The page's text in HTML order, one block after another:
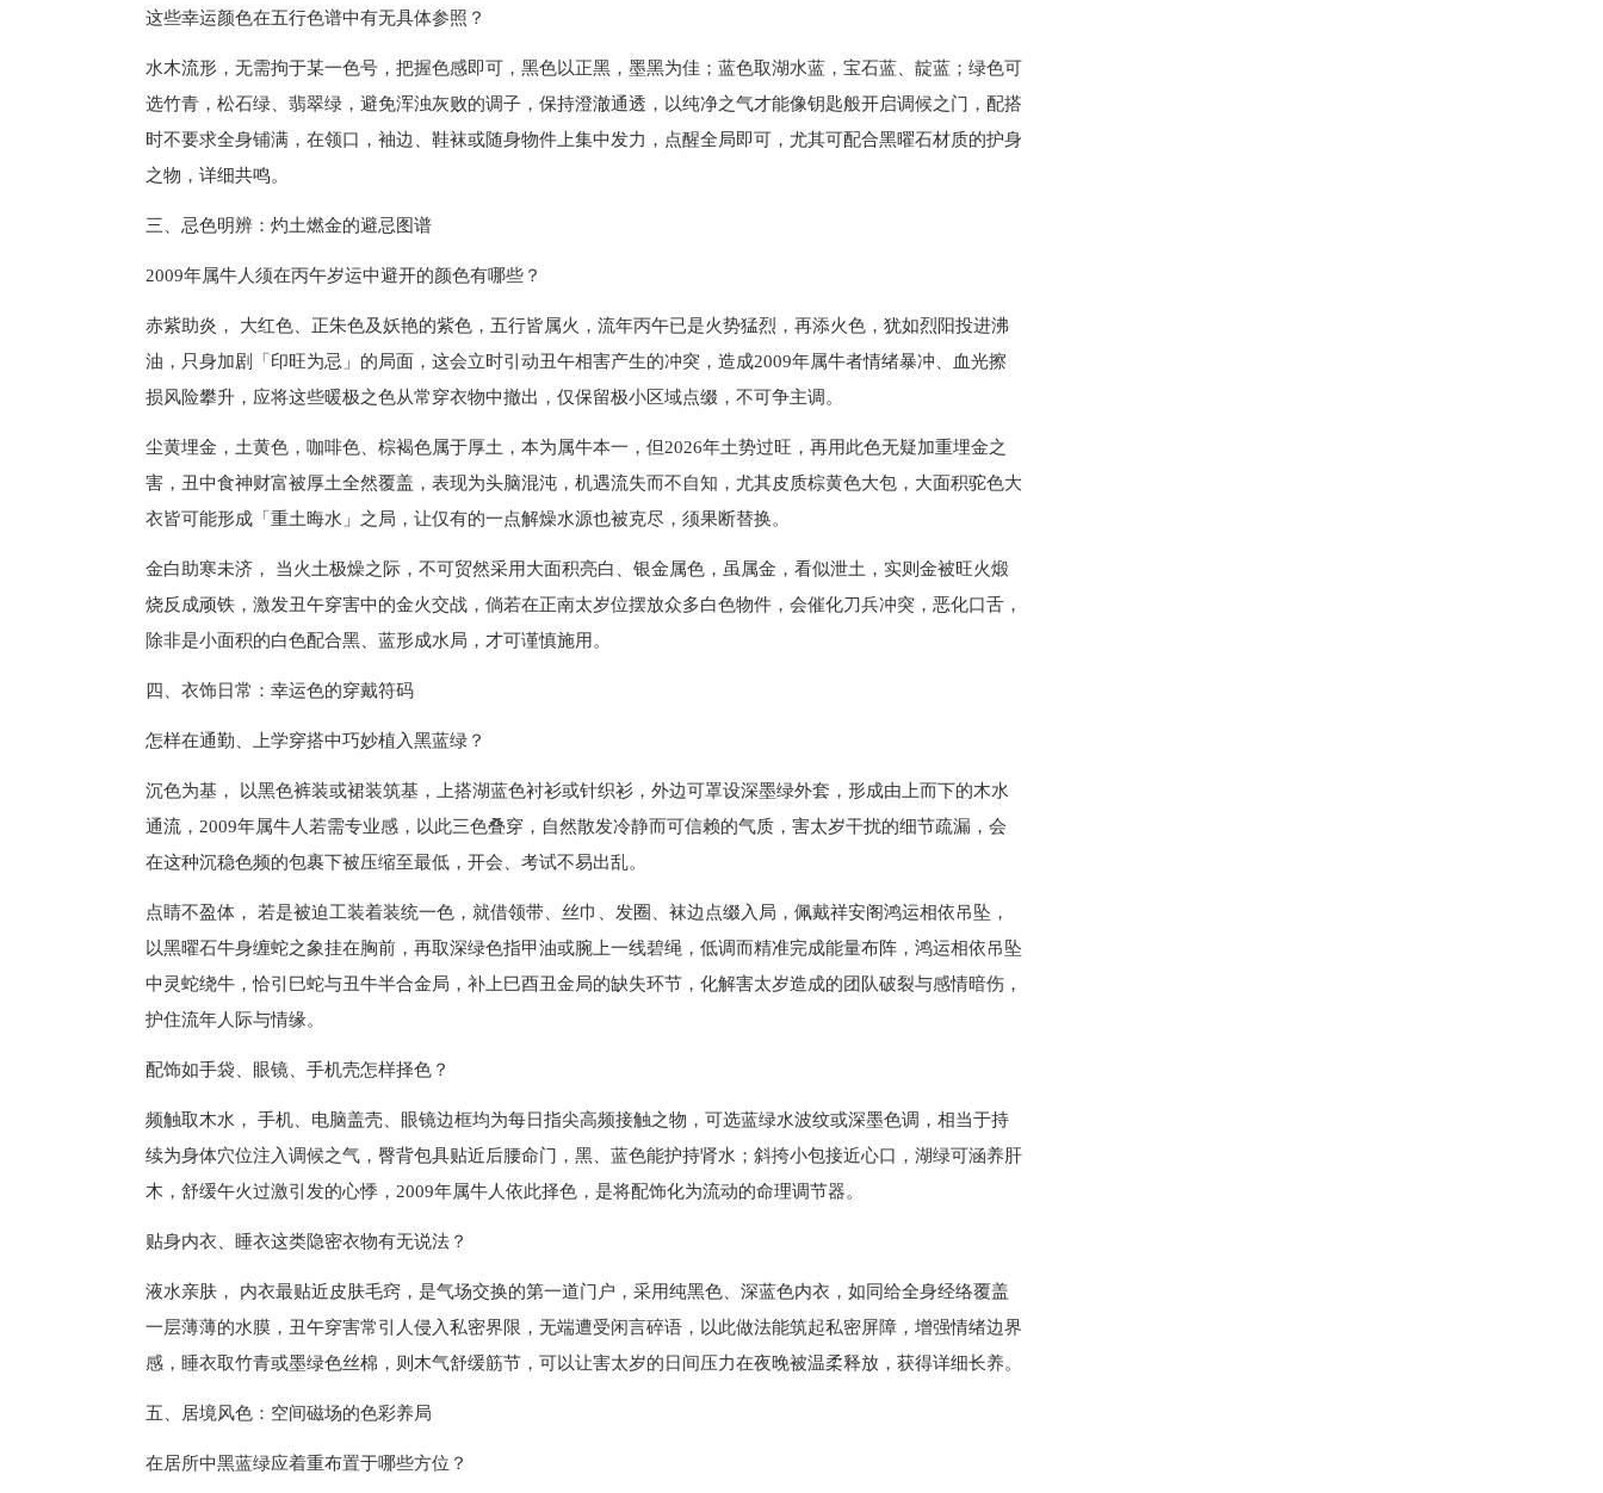
这些幸运颜色在五行色谱中有无具体参照？
水木流形，无需拘于某一色号，把握色感即可，黑色以正黑，墨黑为佳；蓝色取湖水蓝，宝石蓝、靛蓝；绿色可
选竹青，松石绿、翡翠绿，避免浑浊灰败的调子，保持澄澈通透，以纯净之气才能像钥匙般开启调候之门，配搭
时不要求全身铺满，在领口，袖边、鞋袜或随身物件上集中发力，点醒全局即可，尤其可配合黑曜石材质的护身
之物，详细共鸣。
三、忌色明辨：灼土燃金的避忌图谱
2009年属牛人须在丙午岁运中避开的颜色有哪些？
赤紫助炎， 大红色、正朱色及妖艳的紫色，五行皆属火，流年丙午已是火势猛烈，再添火色，犹如烈阳投进沸
油，只身加剧「印旺为忌」的局面，这会立时引动丑午相害产生的冲突，造成2009年属牛者情绪暴冲、血光擦
损风险攀升，应将这些暖极之色从常穿衣物中撤出，仅保留极小区域点缀，不可争主调。
尘黄埋金，土黄色，咖啡色、棕褐色属于厚土，本为属牛本一，但2026年土势过旺，再用此色无疑加重埋金之
害，丑中食神财富被厚土全然覆盖，表现为头脑混沌，机遇流失而不自知，尤其皮质棕黄色大包，大面积驼色大
衣皆可能形成「重土晦水」之局，让仅有的一点解燥水源也被克尽，须果断替换。
金白助寒未济， 当火土极燥之际，不可贸然采用大面积亮白、银金属色，虽属金，看似泄土，实则金被旺火煅
烧反成顽铁，激发丑午穿害中的金火交战，倘若在正南太岁位摆放众多白色物件，会催化刀兵冲突，恶化口舌，
除非是小面积的白色配合黑、蓝形成水局，才可谨慎施用。
四、衣饰日常：幸运色的穿戴符码
怎样在通勤、上学穿搭中巧妙植入黑蓝绿？
沉色为基， 以黑色裤装或裙装筑基，上搭湖蓝色衬衫或针织衫，外边可罩设深墨绿外套，形成由上而下的木水
通流，2009年属牛人若需专业感，以此三色叠穿，自然散发冷静而可信赖的气质，害太岁干扰的细节疏漏，会
在这种沉稳色频的包裹下被压缩至最低，开会、考试不易出乱。
点睛不盈体， 若是被迫工装着装统一色，就借领带、丝巾、发圈、袜边点缀入局，佩戴祥安阁鸿运相依吊坠，
以黑曜石牛身缠蛇之象挂在胸前，再取深绿色指甲油或腕上一线碧绳，低调而精准完成能量布阵，鸿运相依吊坠
中灵蛇绕牛，恰引巳蛇与丑牛半合金局，补上巳酉丑金局的缺失环节，化解害太岁造成的团队破裂与感情暗伤，
护住流年人际与情缘。
配饰如手袋、眼镜、手机壳怎样择色？
频触取木水， 手机、电脑盖壳、眼镜边框均为每日指尖高频接触之物，可选蓝绿水波纹或深墨色调，相当于持
续为身体穴位注入调候之气，臀背包具贴近后腰命门，黑、蓝色能护持肾水；斜挎小包接近心口，湖绿可涵养肝
木，舒缓午火过激引发的心悸，2009年属牛人依此择色，是将配饰化为流动的命理调节器。
贴身内衣、睡衣这类隐密衣物有无说法？
液水亲肤， 内衣最贴近皮肤毛窍，是气场交换的第一道门户，采用纯黑色、深蓝色内衣，如同给全身经络覆盖
一层薄薄的水膜，丑午穿害常引人侵入私密界限，无端遭受闲言碎语，以此做法能筑起私密屏障，增强情绪边界
感，睡衣取竹青或墨绿色丝棉，则木气舒缓筋节，可以让害太岁的日间压力在夜晚被温柔释放，获得详细长养。
五、居境风色：空间磁场的色彩养局
在居所中黑蓝绿应着重布置于哪些方位？